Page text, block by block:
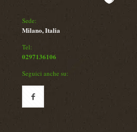
Sede:
Milano, Italia
Tel:
0297136106
Seguici anche su: